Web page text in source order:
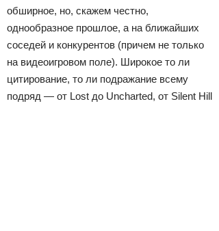
обширное, но, скажем честно,
однообразное прошлое, а на ближайших
соседей и конкурентов (причем не только
на видеоигровом поле). Широкое то ли
цитирование, то ли подражание всему
подряд — от Lost до Uncharted, от Silent Hill